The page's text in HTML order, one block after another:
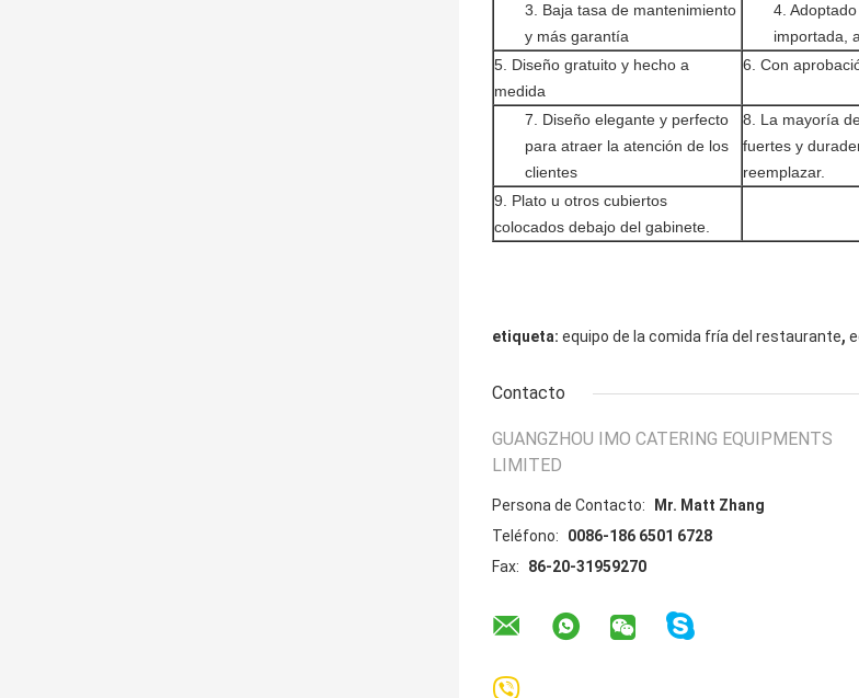
3. Baja tasa de mantenimiento
y más garantía
4.
importada,
5. Diseño gratuito y hecho a
medida
6. Con
7. Diseño elegante y perfecto
para atraer la atención de los
clientes
8. La mayoría
fuertes y
reemplazar.
9. Plato u otros cubiertos
colocados debajo del gabinete.
etiqueta: equipo de la comida fría del restaurante,
Contacto
GUANGZHOU IMO CATERING EQUIPMENTS
LIMITED
Persona de Contacto:
Mr. Matt Zhang
Teléfono:
0086-186 6501 6728
Fax:
86-20-31959270